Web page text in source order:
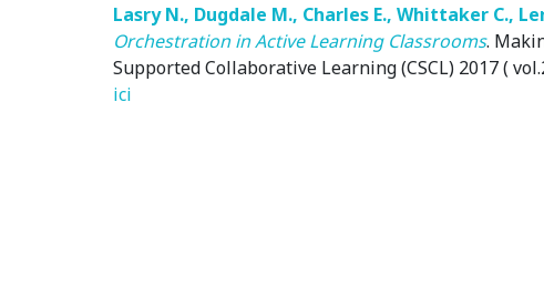
Lasry N., Dugdale M., Charles E., Whittaker C.,
Orchestration in Active Learning Classrooms.
Supported Collaborative Learning (CSCL) 2017 (
ici